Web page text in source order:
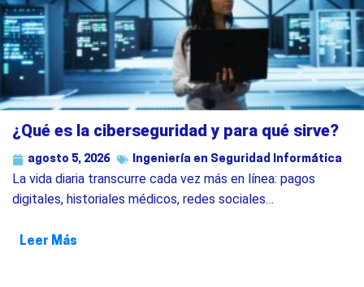
¿Qué es la ciberseguridad y para qué sirve?
agosto 5, 2026 Ingeniería en Seguridad Informática
La vida diaria transcurre cada vez más en línea: pagos
digitales, historiales médicos, redes sociales…
Leer Más